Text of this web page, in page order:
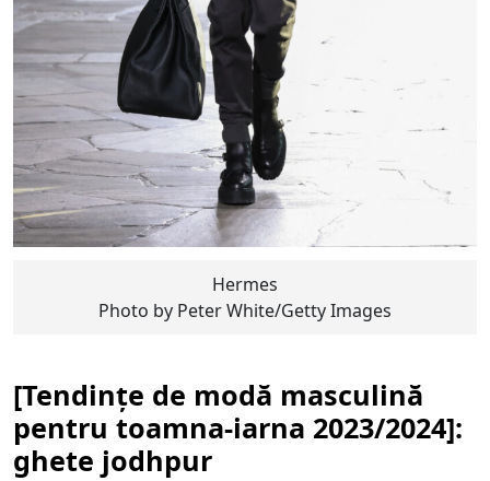
Hermes
Photo by Peter White/Getty Images
[Tendințe de modă masculină
pentru toamna-iarna 2023/2024]:
ghete jodhpur